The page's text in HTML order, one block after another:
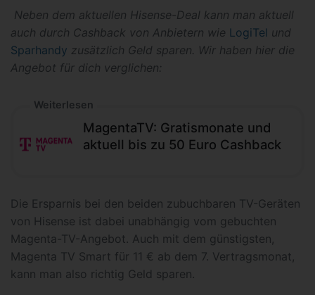
Neben dem aktuellen Hisense-Deal kann man aktuell
auch durch Cashback von Anbietern wie LogiTel und
Sparhandy zusätzlich Geld sparen. Wir haben hier die
Angebot für dich verglichen:
Weiterlesen
MagentaTV: Gratismonate und
aktuell bis zu 50 Euro Cashback
Die Ersparnis bei den beiden zubuchbaren TV-Geräten
von Hisense ist dabei unabhängig vom gebuchten
Magenta-TV-Angebot. Auch mit dem günstigsten,
Magenta TV Smart für 11 € ab dem 7. Vertragsmonat,
kann man also richtig Geld sparen.